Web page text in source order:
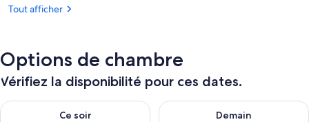
Tout afficher
Options de chambre
Vérifiez la disponibilité pour ces dates.
Ce soir
Vérifier la disponibilité pour ce soir août 6 - août 7
Demain
Vérifier la disponibilité pour